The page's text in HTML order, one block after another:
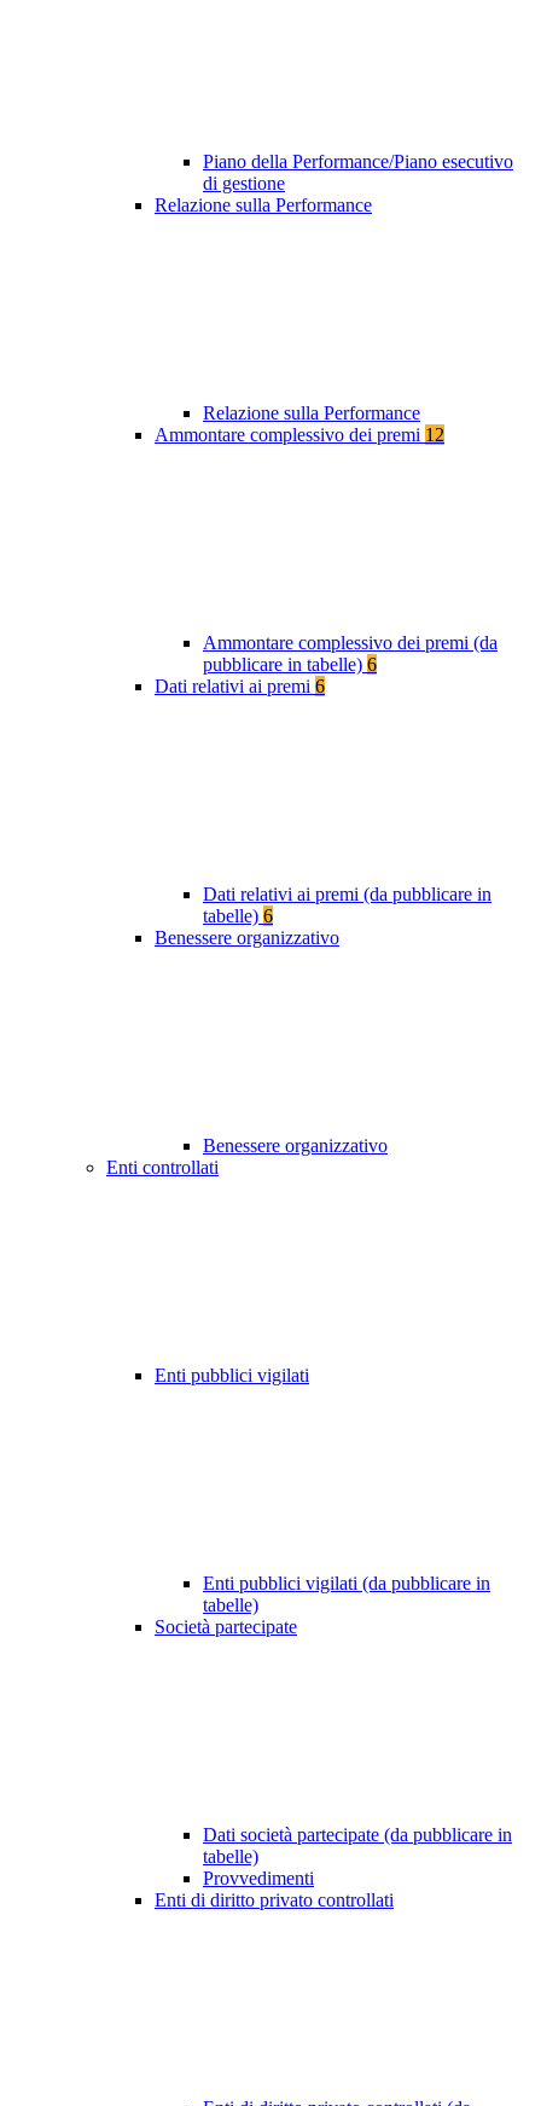
Piano della Performance/Piano esecutivo
di gestione
Relazione sulla Performance
Relazione sulla Performance
Ammontare complessivo dei premi 12
Ammontare complessivo dei premi (da
pubblicare in tabelle) 6
Dati relativi ai premi 6
Dati relativi ai premi (da pubblicare in
tabelle) 6
Benessere organizzativo
Benessere organizzativo
Enti controllati
Enti pubblici vigilati
Enti pubblici vigilati (da pubblicare in
tabelle)
Società partecipate
Dati società partecipate (da pubblicare in
tabelle)
Provvedimenti
Enti di diritto privato controllati